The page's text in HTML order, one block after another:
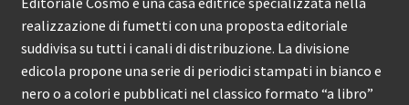
realizzazione di fumetti con una proposta editoriale
suddivisa su tutti i canali di distribuzione. La divisione
edicola propone una serie di periodici stampati in bianco e
nero o a colori e pubblicati nel classico formato “a libro”